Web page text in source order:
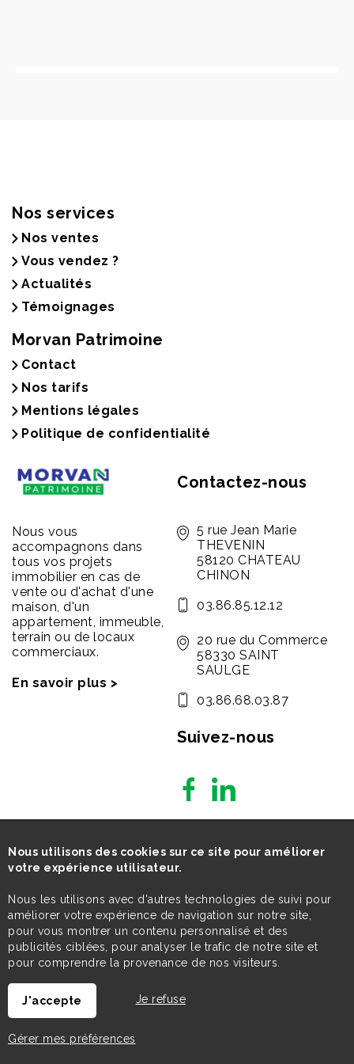
Nos services
Nos ventes
Vous vendez ?
Actualités
Témoignages
Morvan Patrimoine
Contact
Nos tarifs
Mentions légales
Politique de confidentialité
Nous vous
accompagnons dans
tous vos projets
immobilier en cas de
vente ou d'achat d'une
maison, d'un
appartement, immeuble,
terrain ou de locaux
commerciaux.
En savoir plus >
Contactez-nous
5 rue Jean Marie
THEVENIN
58120 CHATEAU
CHINON
03.86.85.12.12
20 rue du Commerce
58330 SAINT
SAULGE
03.86.68.03.87
Suivez-nous
Nous utilisons des cookies sur ce site pour améliorer
votre expérience utilisateur.
Nous les utilisons avec d'autres technologies de suivi pour
améliorer votre expérience de navigation sur notre site,
pour vous montrer un contenu personnalisé et des
publicités ciblées, pour analyser le trafic de notre site et
pour comprendre la provenance de nos visiteurs.
J'accepte Je refuse
Gérer mes préférences